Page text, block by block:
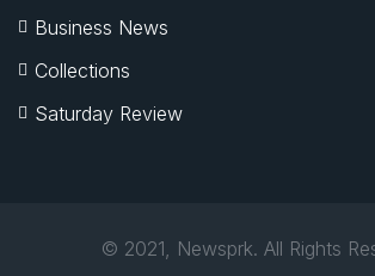
Business News
Collections
Saturday Review
© 2021, Newsprk. All Rights